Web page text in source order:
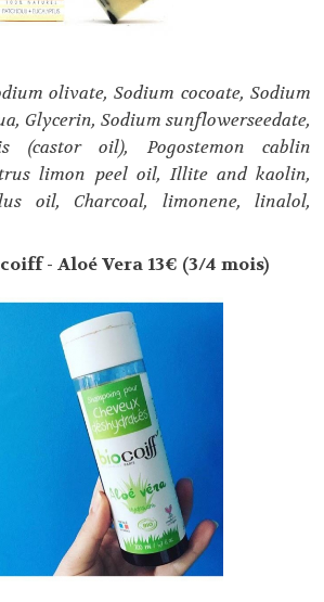
olivate, Sodium cocoate, Sodium
Glycerin, Sodium sunflowerseedate,
(castor oil), Pogostemon cablin
limon peel oil, Illite and kaolin,
oil, Charcoal, limonene, linalol,
- Aloé Vera 13€ (3/4 mois)